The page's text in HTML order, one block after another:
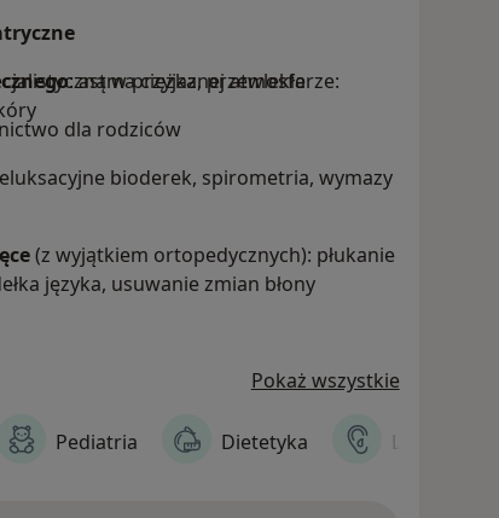
: astma ciężka, przewlekła
w przyjaznej atmosferze:
dla rodziców
bioderek, spirometria, wymazy
(z wyjątkiem ortopedycznych): płukanie
języka, usuwanie zmian błony
dziecięca, laryngologia, ortopedia,
Pokaż wszystkie
Pediatria Dietetyka Laryngologia